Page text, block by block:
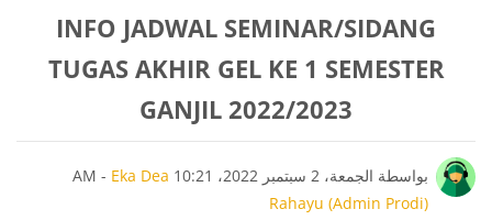
INFO JADWAL SEMINAR/SIDANG
TUGAS AKHIR GEL KE 1 SEMESTER
GANJIL 2022/2023
بواسطة الجمعة، 2 سبتمبر 2022، 10:21 AM - Eka Dea
Rahayu (Admin Prodi)
عدد الردود: 0